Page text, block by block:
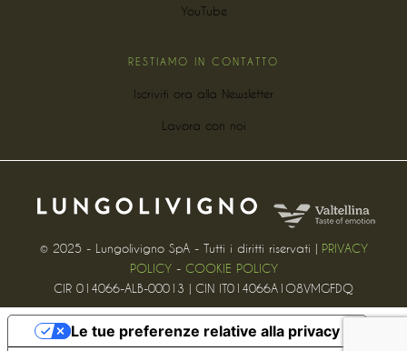
YouTube
RESTIAMO IN CONTATTO
Iscriviti ora alla Newsletter
Lavora con noi
© 2025 - Lungolivigno SpA - Tutti i diritti riservati | PRIVACY
POLICY- COOKIE POLICY
CIR 014066-ALB-00013 | CIN IT014066A1O8VMGFDQ
Le tue preferenze relative alla privacy